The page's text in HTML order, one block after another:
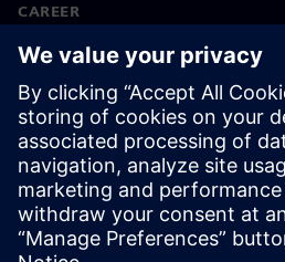
CAREER
©Siemens 2026
기업 정보
개인정보 처리방침